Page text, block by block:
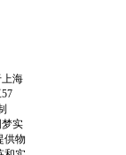
海
实
供物